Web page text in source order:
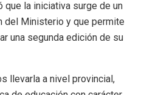
que la iniciativa surge de un
del Ministerio y que permite
una segunda edición de su
llevarla a nivel provincial,